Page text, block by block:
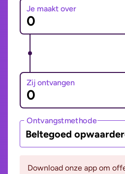
Je maakt over
Zij ontvangen
Ontvangstmethode
Beltegoed
Download onze app om